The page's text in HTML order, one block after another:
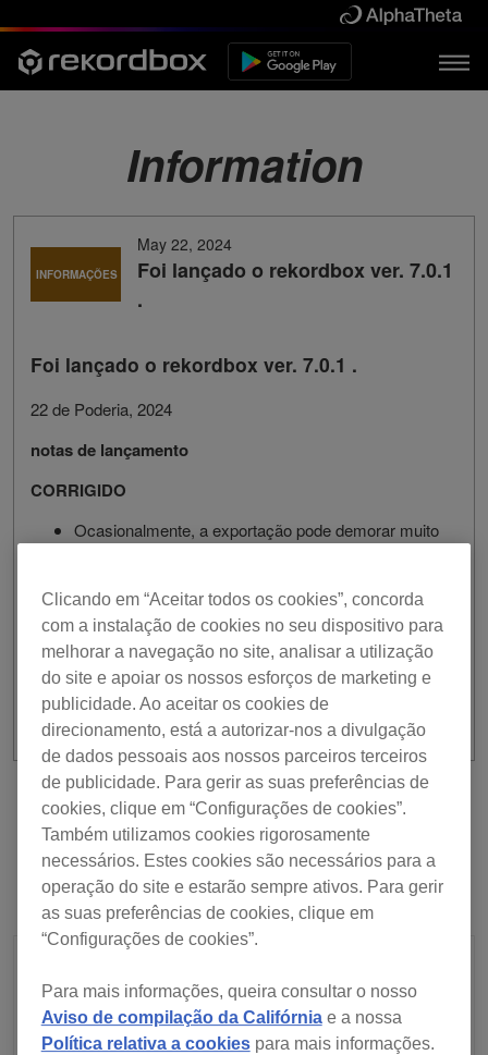
Information
INFORMAÇÕES
May 22, 2024
Foi lançado o rekordbox ver. 7.0.1
.
Foi lançado o rekordbox ver. 7.0.1 .
22 de Poderia, 2024
notas de lançamento
CORRIGIDO
Ocasionalmente, a exportação pode demorar muito
problemas menores.
Anterior Voltar à lista Seguinte
Clicando em “Aceitar todos os cookies”, concorda
com a instalação de cookies no seu dispositivo para
melhorar a navegação no site, analisar a utilização
do site e apoiar os nossos esforços de marketing e
publicidade. Ao aceitar os cookies de
direcionamento, está a autorizar-nos a divulgação
de dados pessoais aos nossos parceiros terceiros
de publicidade. Para gerir as suas preferências de
cookies, clique em “Configurações de cookies”.
Também utilizamos cookies rigorosamente
necessários. Estes cookies são necessários para a
operação do site e estarão sempre ativos. Para gerir
as suas preferências de cookies, clique em
“Configurações de cookies”.
Para mais informações, queira consultar o nosso
Aviso de compilação da Califórniae a nossa
Política relativa a cookiespara mais informações.